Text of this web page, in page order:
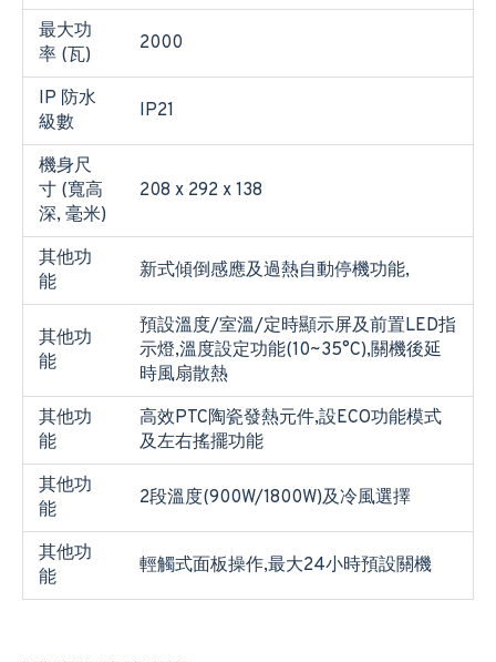
最大功
率 (瓦)
2000
IP 防水
級數
IP21
機身尺
寸 (寬高
深, 毫米)
208 x 292 x 138
其他功
能
新式傾倒感應及過熱自動停機功能,
其他功
能
預設溫度/室溫/定時顯示屏及前置LED指
示燈,溫度設定功能(10~35°C),關機後延
時風扇散熱
其他功
能
高效PTC陶瓷發熱元件,設ECO功能模式
及左右搖擺功能
其他功
能
2段溫度(900W/1800W)及冷風選擇
其他功
能
輕觸式面板操作,最大24小時預設關機